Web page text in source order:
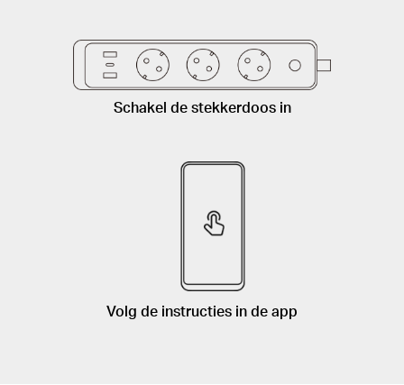
Schakel de stekkerdoos in
Volg de instructies in de app